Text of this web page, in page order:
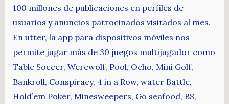
100 millones de publicaciones en perfiles de
usuarios y anuncios patrocinados visitados al mes.
En utter, la app para dispositivos móviles nos
permite jugar más de 30 juegos multijugador como
Table Soccer, Werewolf, Pool, Ocho, Mini Golf,
Bankroll, Conspiracy, 4 in a Row, water Battle,
Hold’em Poker, Minesweepers, Go seafood, BS,